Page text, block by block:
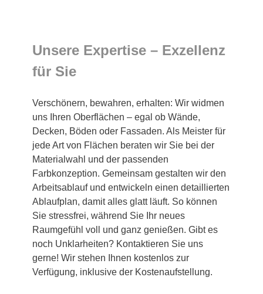
Unsere Expertise – Exzellenz
für Sie
Verschönern, bewahren, erhalten: Wir widmen
uns Ihren Oberflächen – egal ob Wände,
Decken, Böden oder Fassaden. Als Meister für
jede Art von Flächen beraten wir Sie bei der
Materialwahl und der passenden
Farbkonzeption. Gemeinsam gestalten wir den
Arbeitsablauf und entwickeln einen detaillierten
Ablaufplan, damit alles glatt läuft. So können
Sie stressfrei, während Sie Ihr neues
Raumgefühl voll und ganz genießen. Gibt es
noch Unklarheiten? Kontaktieren Sie uns
gerne! Wir stehen Ihnen kostenlos zur
Verfügung, inklusive der Kostenaufstellung.